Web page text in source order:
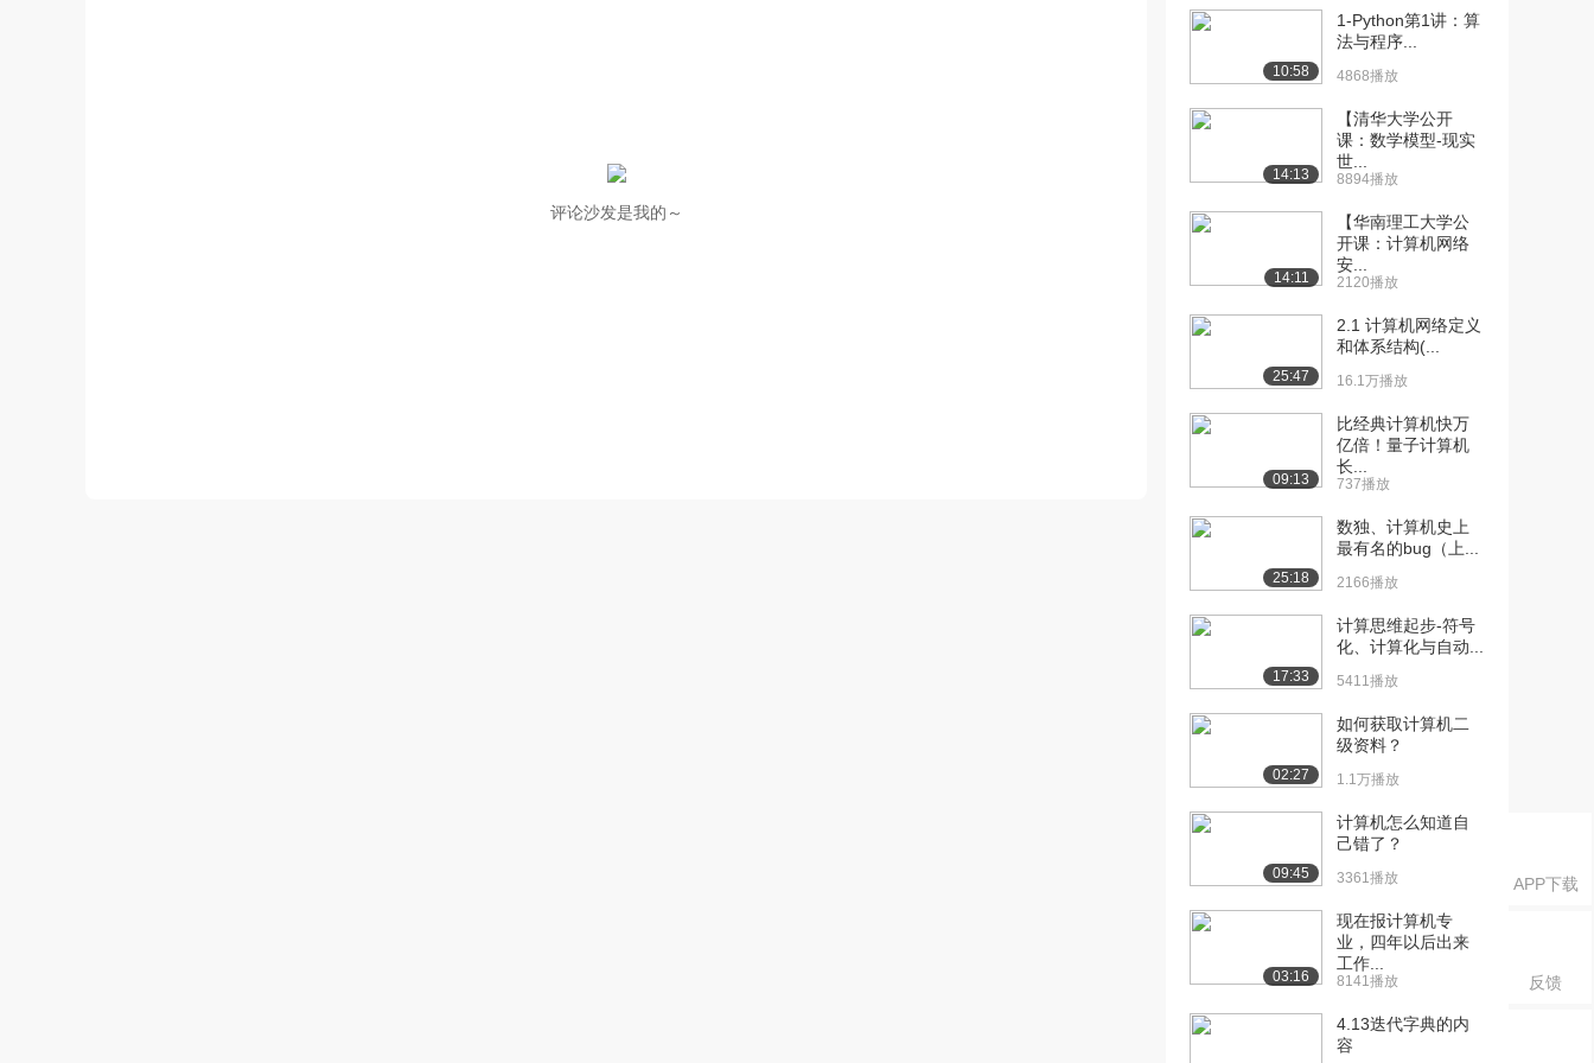
APP下载
反馈
评论沙发是我的～
[10] 南京大学公开课：计
算机系统基础（一...
5579播放
[11] 南京大学公开课：计
5369播放
19:50
[12] 南京大学公开课：计
09:47
[13] 南京大学公开课：计
16:49
[14] 南京大学公开课：计
18:20
[15] 南京大学公开课：计
算机系统基础（一...
算机系统基础（一...
算机系统基础（一...
算机系统基础（一...
算机系统基础（一...
[20] 南京大学公开课：计
算机系统基础（一...
4906播放
10:58
1-Python第1讲：算
法与程序...
4868播放
14:13
【清华大学公开
课：数学模型-现实
世...
8894播放
14:11
【华南理工大学公
开课：计算机网络
安...
2120播放
25:47
2.1 计算机网络定义
和体系结构(...
16.1万播放
09:13
比经典计算机快万
亿倍！量子计算机
长...
737播放
25:18
数独、计算机史上
最有名的bug（上...
2166播放
17:33
计算思维起步-符号
化、计算化与自动...
5411播放
02:27
如何获取计算机二
级资料？
1.1万播放
09:45
计算机怎么知道自
己错了？
3361播放
03:16
现在报计算机专
业，四年以后出来
工作...
8141播放
4.13迭代字典的内
容